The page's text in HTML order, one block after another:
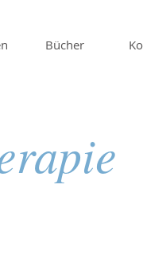
Bücher